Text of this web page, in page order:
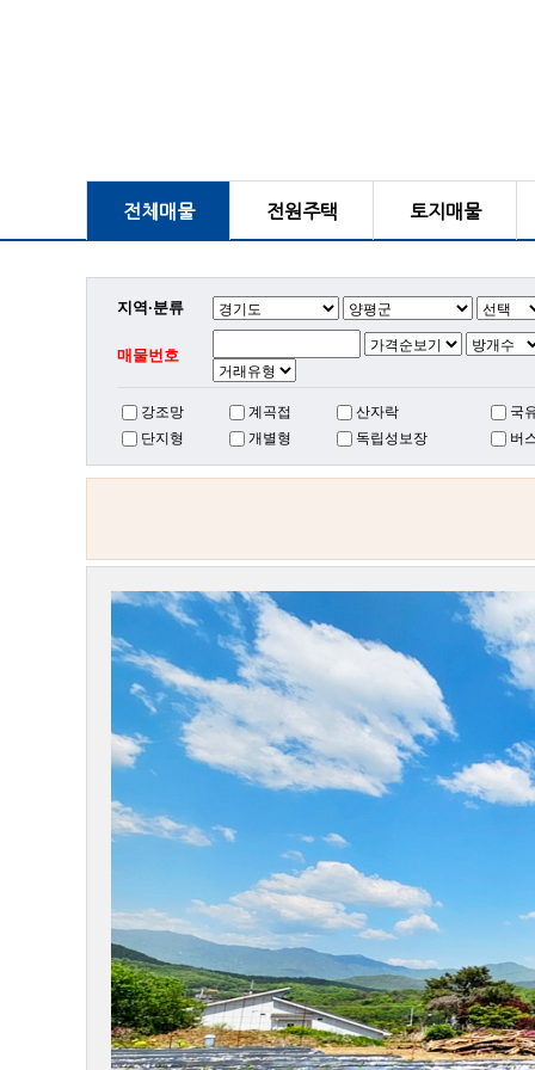
전체매물 전원주택 토지매물
지역·분류
매물번호
강조망 계곡접 산자락
국
단지형
개별형 독립성보장 버